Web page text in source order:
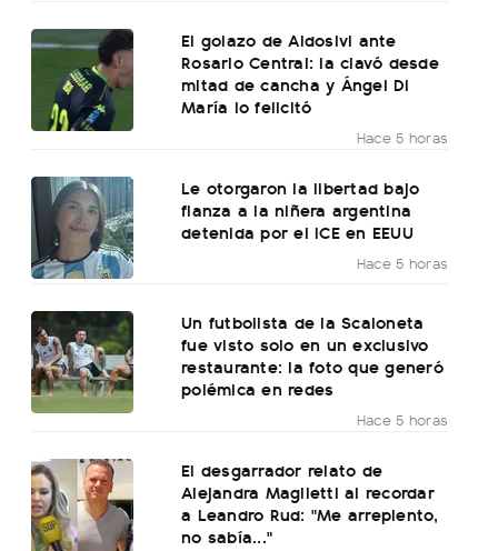
El golazo de Aldosivi ante
Rosario Central: la clavó desde
mitad de cancha y Ángel Di
María lo felicitó
Hace 5 horas
Le otorgaron la libertad bajo
fianza a la niñera argentina
detenida por el ICE en EEUU
Hace 5 horas
Un futbolista de la Scaloneta
fue visto solo en un exclusivo
restaurante: la foto que generó
polémica en redes
Hace 5 horas
El desgarrador relato de
Alejandra Maglietti al recordar
a Leandro Rud: "Me arrepiento,
no sabía..."